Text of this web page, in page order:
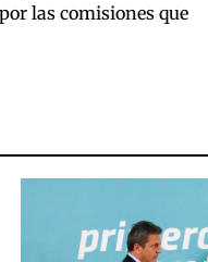
las comisiones que